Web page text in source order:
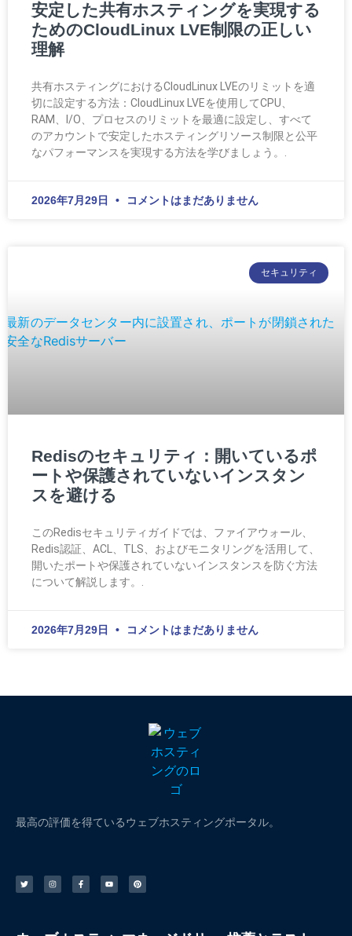
安定した共有ホスティングを実現する
ためのCloudLinux LVE制限の正しい
理解
共有ホスティングにおけるCloudLinux LVEのリミットを適
切に設定する方法：CloudLinux LVEを使用してCPU、
RAM、I/O、プロセスのリミットを最適に設定し、すべて
のアカウントで安定したホスティングリソース制限と公平
なパフォーマンスを実現する方法を学びましょう。.
2026年7月29日 コメントはまだありません
セキュリティ
Redisのセキュリティ：開いているポ
ートや保護されていないインスタン
スを避ける
このRedisセキュリティガイドでは、ファイアウォール、
Redis認証、ACL、TLS、およびモニタリングを活用して、
開いたポートや保護されていないインスタンスを防ぐ方法
について解説します。.
2026年7月29日 コメントはまだありません
最高の評価を得ているウェブホスティングポータル。